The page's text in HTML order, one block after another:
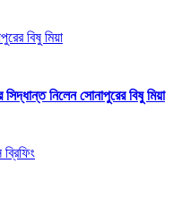
নিলেন সোনাপুরের বিষু মিয়া